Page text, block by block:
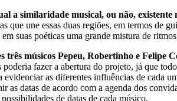
similaridade musical, ou não, existente
que une essas duas regiões, em termos de
suas poéticas uma grande mistura de
três músicos Pepeu, Robertinho e Felipe
fazer a abertura do projeto, já que
as diferentes influências de cada
as datas de acordo com a agenda dos
de datas de cada músico.